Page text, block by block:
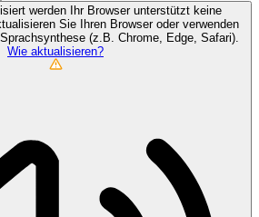
werden
Ihr Browser unterstützt keine
Sie Ihren Browser oder verwenden
(z.B. Chrome, Edge, Safari).
Wie aktualisieren?